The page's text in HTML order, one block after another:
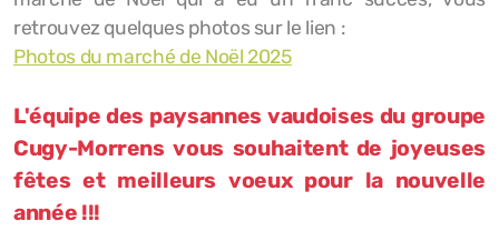
retrouvez quelques photos sur le lien :
Photos du marché de Noël 2025
L'équipe des paysannes vaudoises du groupe
Cugy-Morrens vous souhaitent de joyeuses
fêtes et meilleurs voeux pour la nouvelle
année !!!